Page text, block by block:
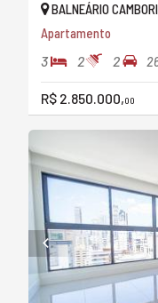
BALNEÁRIO
Apartamento
3 2 2
R$ 2.850.000,00